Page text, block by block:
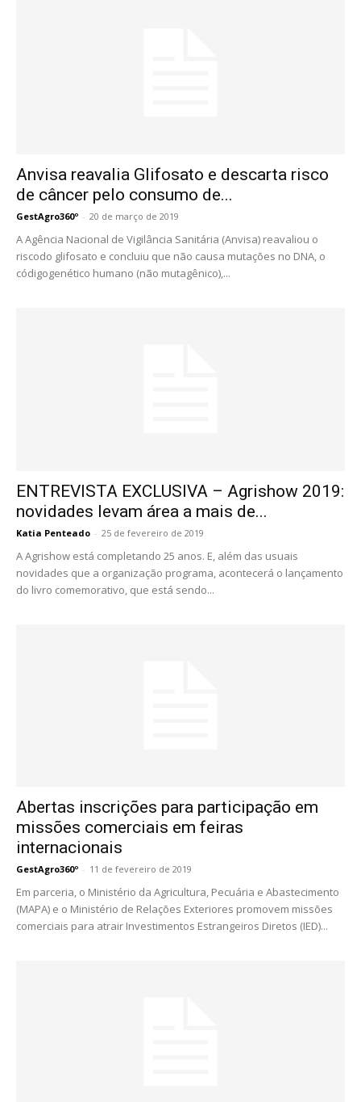
Anvisa reavalia Glifosato e descarta risco
de câncer pelo consumo de...
GestAgro360º - 20 de março de 2019
A Agência Nacional de Vigilância Sanitária (Anvisa) reavaliou o
riscodo glifosato e concluiu que não causa mutações no DNA, o
códigogenético humano (não mutagênico),...
ENTREVISTA EXCLUSIVA – Agrishow 2019:
novidades levam área a mais de...
Katia Penteado - 25 de fevereiro de 2019
A Agrishow está completando 25 anos. E, além das usuais
novidades que a organização programa, acontecerá o lançamento
do livro comemorativo, que está sendo...
Abertas inscrições para participação em
missões comerciais em feiras
internacionais
GestAgro360º - 11 de fevereiro de 2019
Em parceria, o Ministério da Agricultura, Pecuária e Abastecimento
(MAPA) e o Ministério de Relações Exteriores promovem missões
comerciais para atrair Investimentos Estrangeiros Diretos (IED)...